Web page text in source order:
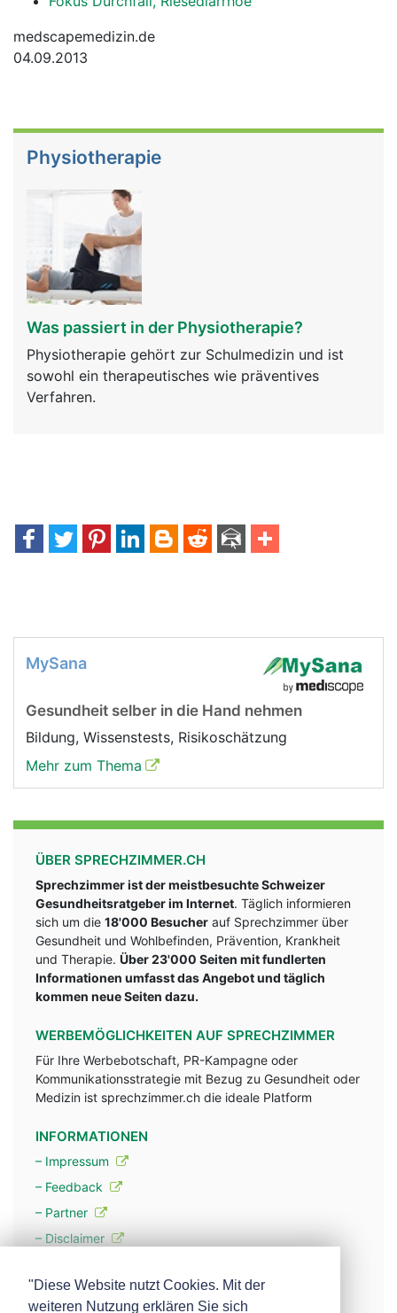
medscapemedizin.de
04.09.2013
Physiotherapie
Was passiert in der Physiotherapie?
Physiotherapie gehört zur Schulmedizin und ist
sowohl ein therapeutisches wie präventives
Verfahren.
MySana
Gesundheit selber in die Hand nehmen
Bildung, Wissenstests, Risikoschätzung
Mehr zum Thema
ÜBER SPRECHZIMMER.CH
Sprechzimmer ist der meistbesuchte Schweizer
Gesundheitsratgeber im Internet. Täglich informieren
sich um die 18'000 Besucher auf Sprechzimmer über
Gesundheit und Wohlbefinden, Prävention, Krankheit
und Therapie. Über 23'000 Seiten mit fundlerten
Informationen umfasst das Angebot und täglich
kommen neue Seiten dazu.
WERBEMÖGLICHKEITEN AUF SPRECHZIMMER
Für Ihre Werbebotschaft, PR-Kampagne oder
Kommunikationsstrategie mit Bezug zu Gesundheit oder
Medizin ist sprechzimmer.ch die ideale Platform
INFORMATIONEN
– Impressum
– Feedback
– Partner
– Disclaimer
– Werbung
"Diese Website nutzt Cookies. Mit der
weiteren Nutzung erklären Sie sich